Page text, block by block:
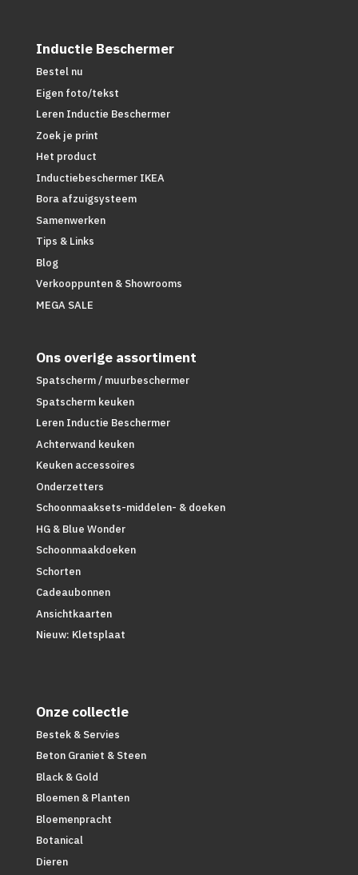
Inductie Beschermer
Bestel nu
Eigen foto/tekst
Leren Inductie Beschermer
Zoek je print
Het product
Inductiebeschermer IKEA
Bora afzuigsysteem
Samenwerken
Tips & Links
Blog
Verkooppunten & Showrooms
MEGA SALE
Ons overige assortiment
Spatscherm / muurbeschermer
Spatscherm keuken
Leren Inductie Beschermer
Achterwand keuken
Keuken accessoires
Onderzetters
Schoonmaaksets-middelen- & doeken
HG & Blue Wonder
Schoonmaakdoeken
Schorten
Cadeaubonnen
Ansichtkaarten
Nieuw: Kletsplaat
Onze collectie
Bestek & Servies
Beton Graniet & Steen
Black & Gold
Bloemen & Planten
Bloemenpracht
Botanical
Dieren